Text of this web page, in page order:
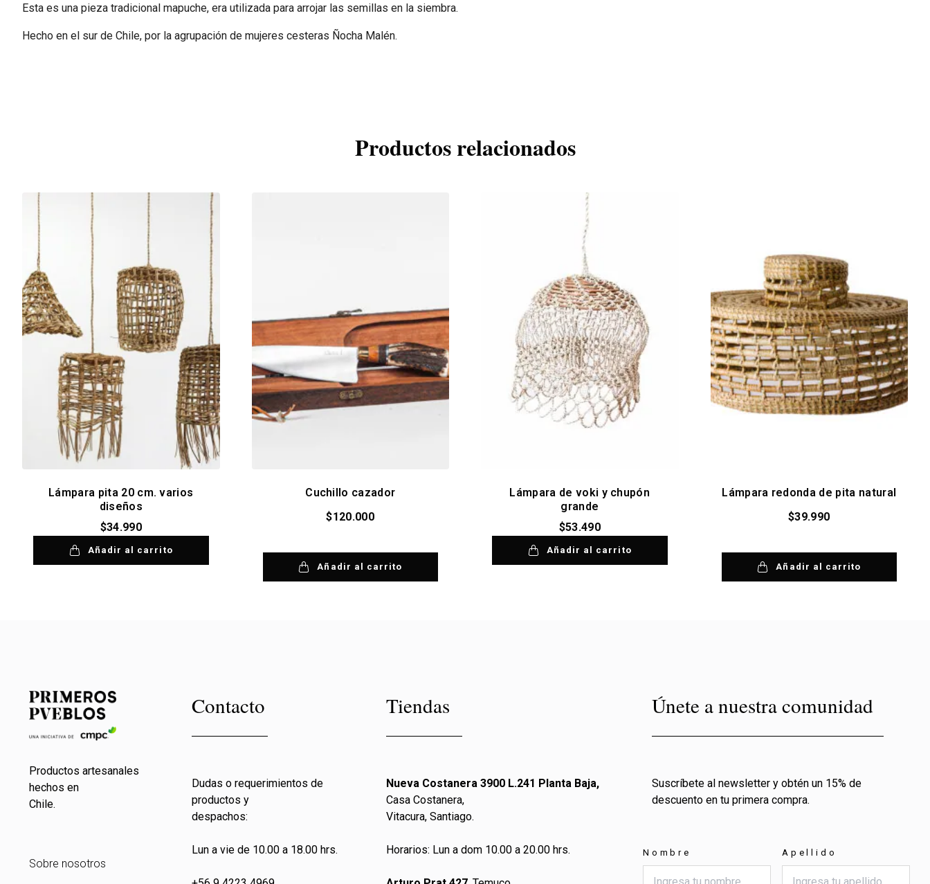
Esta es una pieza tradicional mapuche, era utilizada para arrojar las semillas en la siembra.
Hecho en el sur de Chile, por la agrupación de mujeres cesteras Ñocha Malén.
Productos relacionados
Lámpara pita 20 cm. varios
diseños
$34.990
Añadir al carrito
Cuchillo cazador
$120.000
Añadir al carrito
Lámpara de voki y chupón
grande
$53.490
Añadir al carrito
Lámpara redonda de pita natural
$39.990
Añadir al carrito
Productos artesanales
hechos en
Chile.
Sobre nosotros
Contacto
Dudas o requerimientos de
productos y
despachos:
Lun a vie de 10.00 a 18.00 hrs.
Tiendas
Nueva Costanera 3900 L.241 Planta Baja,
Casa Costanera,
Vitacura, Santiago.
Horarios: Lun a dom 10.00 a 20.00 hrs.
Únete a nuestra comunidad
Suscríbete al newsletter y obtén un 15% de
descuento en tu primera compra.
Nombre Apellido